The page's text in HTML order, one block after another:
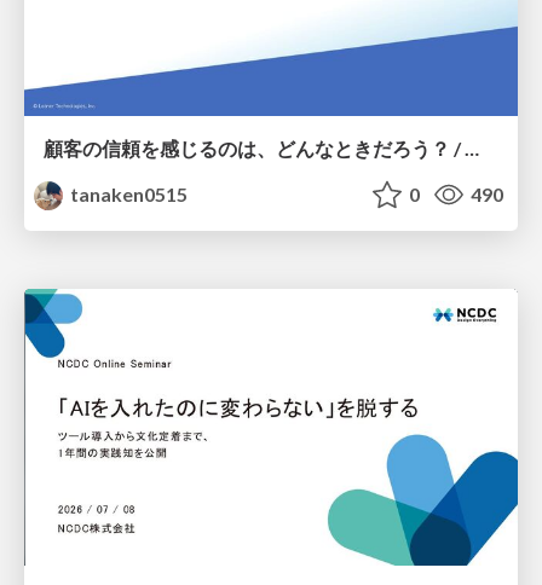
顧客の信頼を感じるのは、どんなときだろう？ / When do you feel a customer's trust?
tanaken0515
0 490